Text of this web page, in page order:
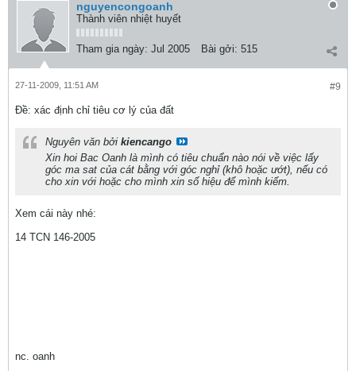
nguyencongoanh
Thành viên nhiệt huyết
Tham gia ngày: Jul 2005 Bài gởi: 515
#9
27-11-2009, 11:51 AM
Ðề: xác định chỉ tiêu cơ lý của đất
Nguyên văn bởi kiencango
Xin hoi Bac Oanh là mình có tiêu chuẩn nào nói về việc lấy
góc ma sat của cát bằng với góc nghỉ (khô hoặc ướt), nếu có
cho xin với hoặc cho mình xin số hiệu để mình kiếm.
Xem cái này nhé:
14 TCN 146-2005
nc. oanh